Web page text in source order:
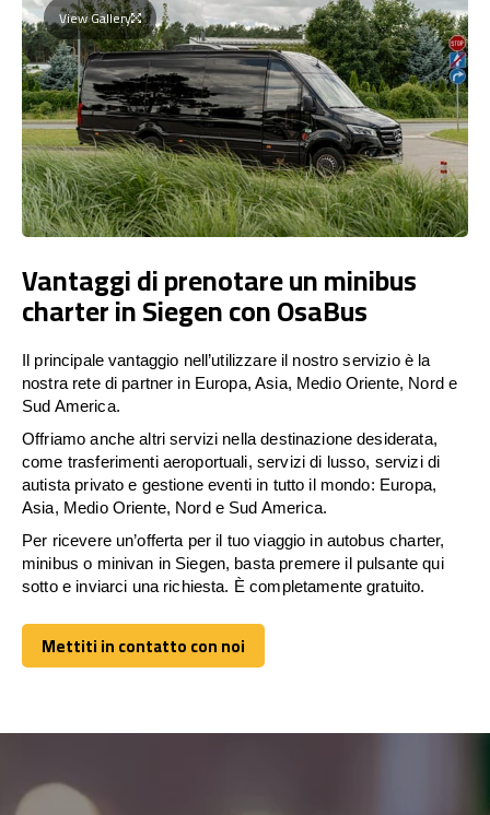
View Gallery
Vantaggi di prenotare un minibus
charter in Siegen con OsaBus
Il principale vantaggio nell’utilizzare il nostro servizio è la
nostra rete di partner in Europa, Asia, Medio Oriente, Nord e
Sud America.
Offriamo anche altri servizi nella destinazione desiderata,
come trasferimenti aeroportuali, servizi di lusso, servizi di
autista privato e gestione eventi in tutto il mondo: Europa,
Asia, Medio Oriente, Nord e Sud America.
Per ricevere un’offerta per il tuo viaggio in autobus charter,
minibus o minivan in Siegen, basta premere il pulsante qui
sotto e inviarci una richiesta. È completamente gratuito.
Mettiti in contatto con noi
Mettiti in contatto con noi